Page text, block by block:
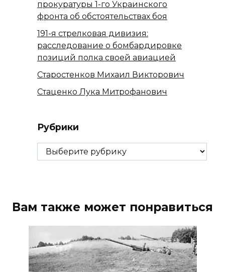
прокуратуры 1-го Украинского
фронта об обстоятельствах боя
191-я стрелковая дивизия:
расследование о бомбардировке
позиций полка своей авиацией
Старостенков Михаил Викторович
Стаценко Лука Митрофанович
Рубрики
Рубрики
Вам также может понравиться